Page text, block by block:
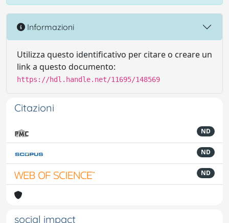
Informazioni
Utilizza questo identificativo per citare o creare un
link a questo documento:
https://hdl.handle.net/11695/148569
Citazioni
ND
ND
ND
social impact